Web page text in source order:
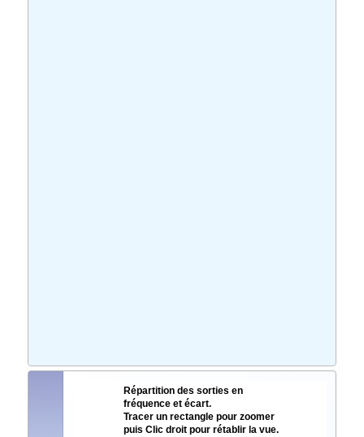
Répartition des sorties en
fréquence et écart.
Tracer un rectangle pour zoomer
puis Clic droit pour rétablir la vue.